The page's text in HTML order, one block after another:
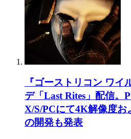
『ゴーストリコン ワ
デ「Last Rites」配信。
X/S/PCにて4K解像度
の開発も発表